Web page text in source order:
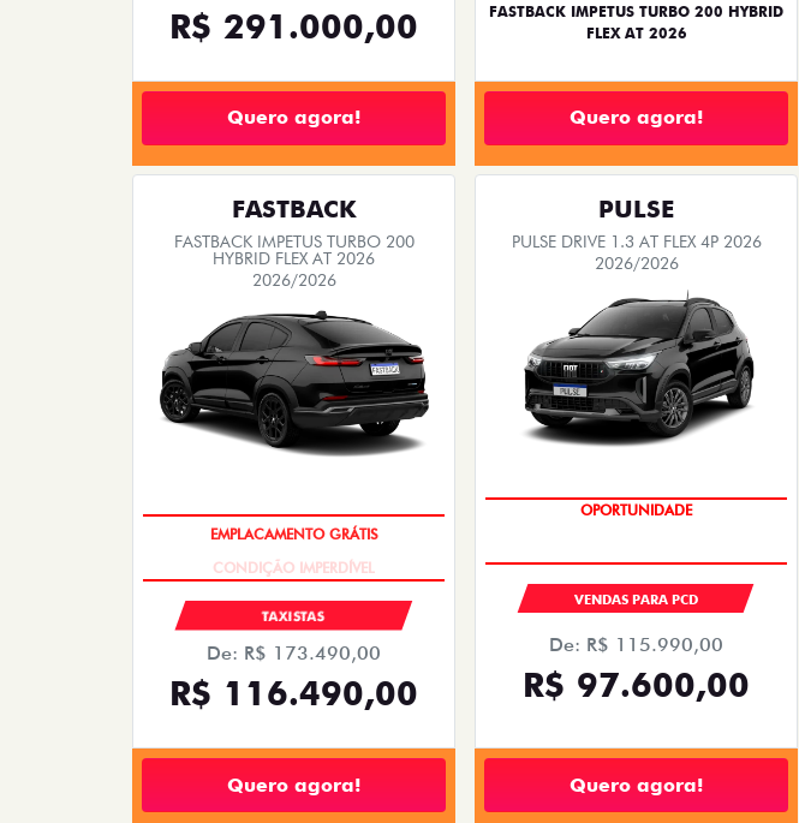
R$ 291.000,00
Quero agora!
FASTBACK IMPETUS TURBO 200 HYBRID
FLEX AT 2026
Quero agora!
FASTBACK
FASTBACK IMPETUS TURBO 200
HYBRID FLEX AT 2026
2026/2026
EMPLACAMENTO GRÁTIS
TAXISTAS
De: R$ 173.490,00
R$ 116.490,00
Quero agora!
PULSE
PULSE DRIVE 1.3 AT FLEX 4P 2026
2026/2026
OPORTUNIDADE
VENDAS PARA PCD
De: R$ 115.990,00
R$ 97.600,00
Quero agora!